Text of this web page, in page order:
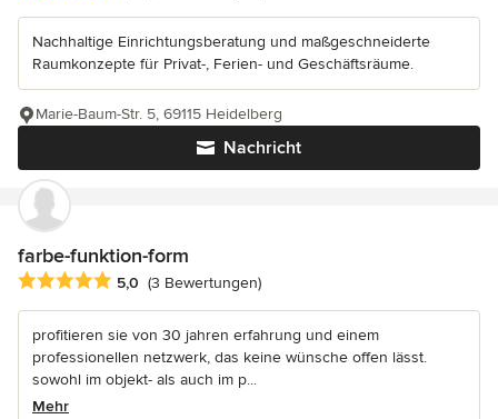
Nachhaltige Einrichtungsberatung und maßgeschneiderte
Raumkonzepte für Privat-, Ferien- und Geschäftsräume.
Nachricht
Marie-Baum-Str. 5, 69115 Heidelberg
farbe-funktion-form
Durchschnittliche Bewertung: 5 von 5 Sternen
5,0 (3 Bewertungen)
profitieren sie von 30 jahren erfahrung und einem
professionellen netzwerk, das keine wünsche offen lässt.
sowohl im objekt- als auch im p...
Mehr